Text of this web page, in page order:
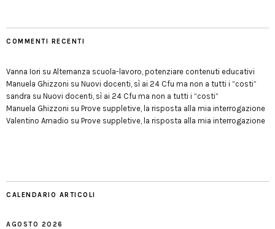
COMMENTI RECENTI
Vanna Iori su Alternanza scuola-lavoro, potenziare contenuti educativi
Manuela Ghizzoni su Nuovi docenti, sì ai 24 Cfu ma non a tutti i “costi”
sandra su Nuovi docenti, sì ai 24 Cfu ma non a tutti i “costi”
Manuela Ghizzoni su Prove suppletive, la risposta alla mia interrogazione
Valentino Amadio su Prove suppletive, la risposta alla mia interrogazione
CALENDARIO ARTICOLI
AGOSTO 2026